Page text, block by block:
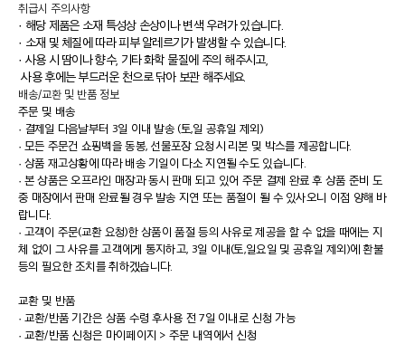
취급시 주의사항
· 해당 제품은 소재 특성상 손상이나 변색 우려가 있습니다.
· 소재 및 체질에 따라 피부 알레르기가 발생할 수 있습니다.
· 사용 시 땀이나 향수, 기타 화학 물질에 주의 해주시고,
사용 후에는 부드러운 천으로 닦아 보관 해주세요.
배송/교환 및 반품 정보
주문 및 배송
· 결제일 다음날부터 3일 이내 발송 (토,일 공휴일 제외)
· 모든 주문건 쇼핑백을 동봉, 선물포장 요청시 리본 및 박스를 제공합니다.
· 상품 재고상황에 따라 배송 기일이 다소 지연될 수도 있습니다.
· 본 상품은 오프라인 매장과 동시 판매 되고 있어 주문 결제 완료 후 상품 준비 도
중 매장에서 판매 완료될 경우 발송 지연 또는 품절이 될 수 있사오니 이점 양해 바
랍니다.
· 고객이 주문(교환 요청)한 상품이 품절 등의 사유로 제공을 할 수 없을 때에는 지
체 없이 그 사유를 고객에게 통지하고, 3일 이내(토,일요일 및 공휴일 제외)에 환불
등의 필요한 조치를 취하겠습니다.
교환 및 반품
· 교환/반품 기간은 상품 수령 후사용 전 7일 이내로 신청 가능
· 교환/반품 신청은 마이페이지 > 주문 내역에서 신청